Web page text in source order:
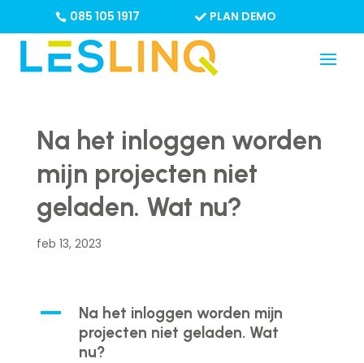
085 105 1917 PLAN DEMO
Na het inloggen worden
mijn projecten niet
geladen. Wat nu?
feb 13, 2023
A
Na het inloggen worden mijn
projecten niet geladen. Wat
nu?